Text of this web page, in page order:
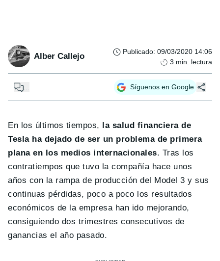
Alber Callejo Publicado: 09/03/2020 14:06
3 min. lectura
... Síguenos en Google
En los últimos tiempos,
la salud financiera de
Tesla ha dejado de ser un problema de primera
plana en los medios internacionales. Tras los
contratiempos que tuvo la compañía hace unos
años con la rampa de producción del Model 3 y sus
continuas pérdidas, poco a poco los resultados
económicos de la empresa han ido mejorando,
consiguiendo dos trimestres consecutivos de
ganancias el año pasado.